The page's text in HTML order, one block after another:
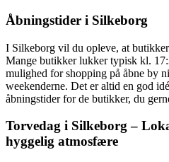
Åbningstider i Silkeborg
I Silkeborg vil du opleve, at
Mange butikker lukker typisk kl.
mulighed for shopping på åbne by
weekenderne. Det er altid en god
åbningstider for de butikker, du
Torvedag i Silkeborg –
hyggelig atmosfære